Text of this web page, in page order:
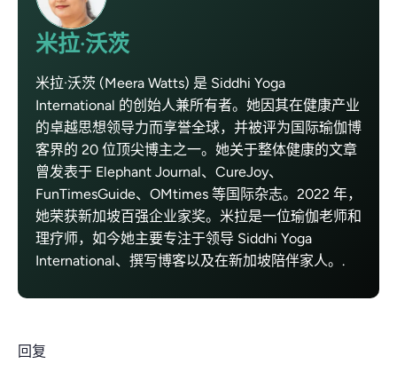
米拉·沃茨
米拉·沃茨 (Meera Watts) 是 Siddhi Yoga
International 的创始人兼所有者。她因其在健康产业
的卓越思想领导力而享誉全球，并被评为国际瑜伽博
客界的 20 位顶尖博主之一。她关于整体健康的文章
曾发表于 Elephant Journal、CureJoy、
FunTimesGuide、OMtimes 等国际杂志。2022 年，
她荣获新加坡百强企业家奖。米拉是一位瑜伽老师和
理疗师，如今她主要专注于领导 Siddhi Yoga
International、撰写博客以及在新加坡陪伴家人。.
回复